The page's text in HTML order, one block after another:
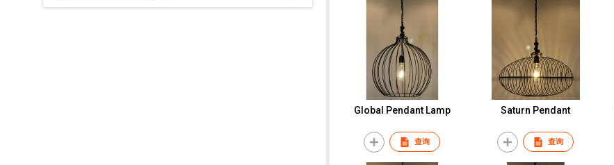
Global Pendant Lamp
查询
Saturn Pendant
查询